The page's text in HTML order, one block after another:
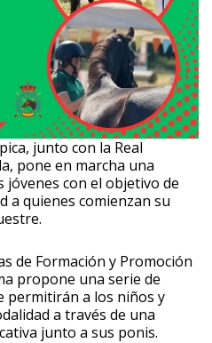
junto con la Real
pone en marcha una
jóvenes con el objetivo de
a quienes comienzan su
de Formación y Promoción
propone una serie de
permitirán a los niños y
a través de una
junto a sus ponis.